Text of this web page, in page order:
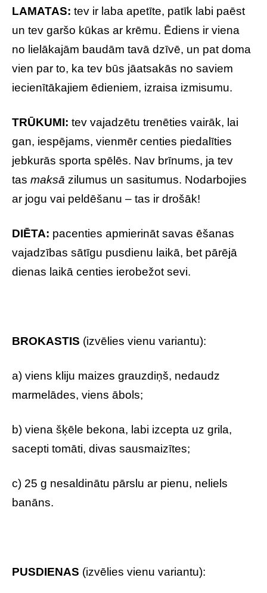
LAMATAS: tev ir laba apetīte, patīk labi paēst
un tev garšo kūkas ar krēmu. Ēdiens ir viena
no lielākajām baudām tavā dzīvē, un pat doma
vien par to, ka tev būs jāatsakās no saviem
iecienītākajiem ēdieniem, izraisa izmisumu.
TRŪKUMI: tev vajadzētu trenēties vairāk, lai
gan, iespējams, vienmēr centies piedalīties
jebkurās sporta spēlēs. Nav brīnums, ja tev
tas maksā zilumus un sasitumus. Nodarbojies
ar jogu vai peldēšanu – tas ir drošāk!
DIĒTA: pacenties apmierināt savas ēšanas
vajadzības sātīgu pusdienu laikā, bet pārējā
dienas laikā centies ierobežot sevi.
BROKASTIS (izvēlies vienu variantu):
a) viens kliju maizes grauzdiņš, nedaudz
marmelādes, viens ābols;
b) viena šķēle bekona, labi izcepta uz grila,
sacepti tomāti, divas sausmaizītes;
c) 25 g nesaldinātu pārslu ar pienu, neliels
banāns.
PUSDIENAS (izvēlies vienu variantu):